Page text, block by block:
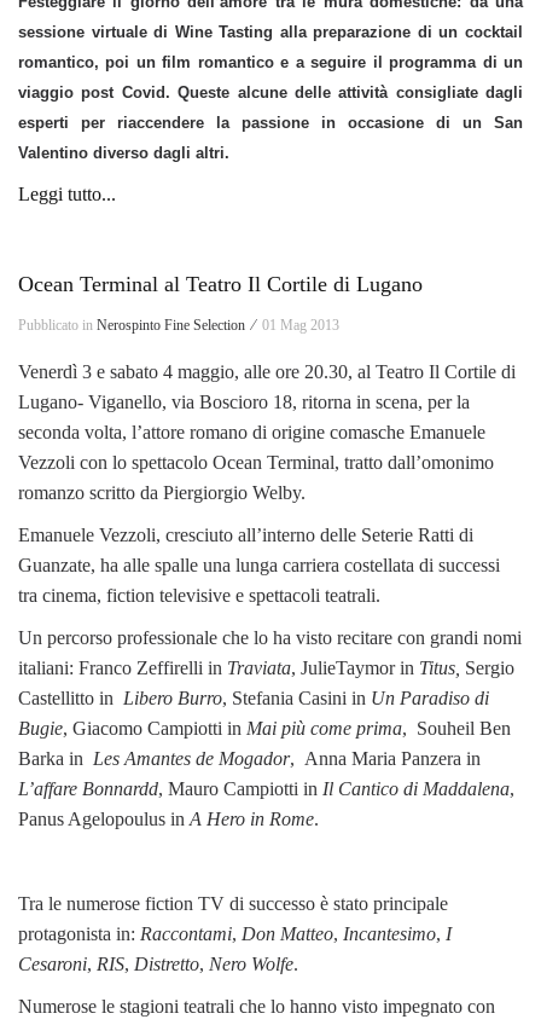
sessione virtuale di Wine Tasting alla preparazione di un cocktail
romantico, poi un film romantico e a seguire il programma di un
viaggio post Covid. Queste alcune delle attività consigliate dagli
esperti per riaccendere la passione in occasione di un San
Valentino diverso dagli altri.
Leggi tutto...
Ocean Terminal al Teatro Il Cortile di Lugano
Pubblicato in Nerospinto Fine Selection ⁄ 01 Mag 2013
Venerdì 3 e sabato 4 maggio, alle ore 20.30, al Teatro Il Cortile di
Lugano- Viganello, via Boscioro 18, ritorna in scena, per la
seconda volta, l’attore romano di origine comasche Emanuele
Vezzoli con lo spettacolo Ocean Terminal, tratto dall’omonimo
romanzo scritto da Piergiorgio Welby.
Emanuele Vezzoli, cresciuto all’interno delle Seterie Ratti di
Guanzate, ha alle spalle una lunga carriera costellata di successi
tra cinema, fiction televisive e spettacoli teatrali.
Un percorso professionale che lo ha visto recitare con grandi nomi
italiani: Franco Zeffirelli in Traviata, JulieTaymor in Titus, Sergio
Castellitto in Libero Burro, Stefania Casini in Un Paradiso di
Bugie, Giacomo Campiotti in Mai più come prima, Souheil Ben
Barka in Les Amantes de Mogador, Anna Maria Panzera in
L’affare Bonnardd, Mauro Campiotti in Il Cantico di Maddalena,
Panus Agelopoulus inA Hero in Rome.
Tra le numerose fiction TV di successo è stato principale
protagonista in: Raccontami, Don Matteo, Incantesimo, I
Cesaroni, RIS, Distretto, Nero Wolfe.
Numerose le stagioni teatrali che lo hanno visto impegnato con